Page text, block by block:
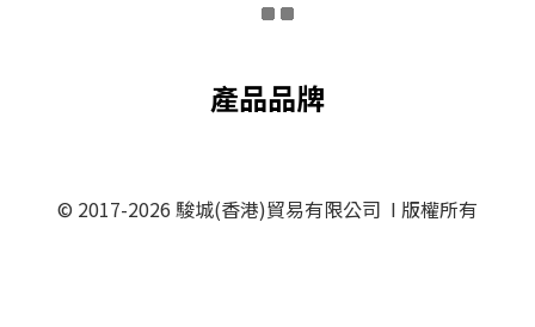
產品品牌
© 2017-2026 駿城(香港)貿易有限公司 I 版權所有